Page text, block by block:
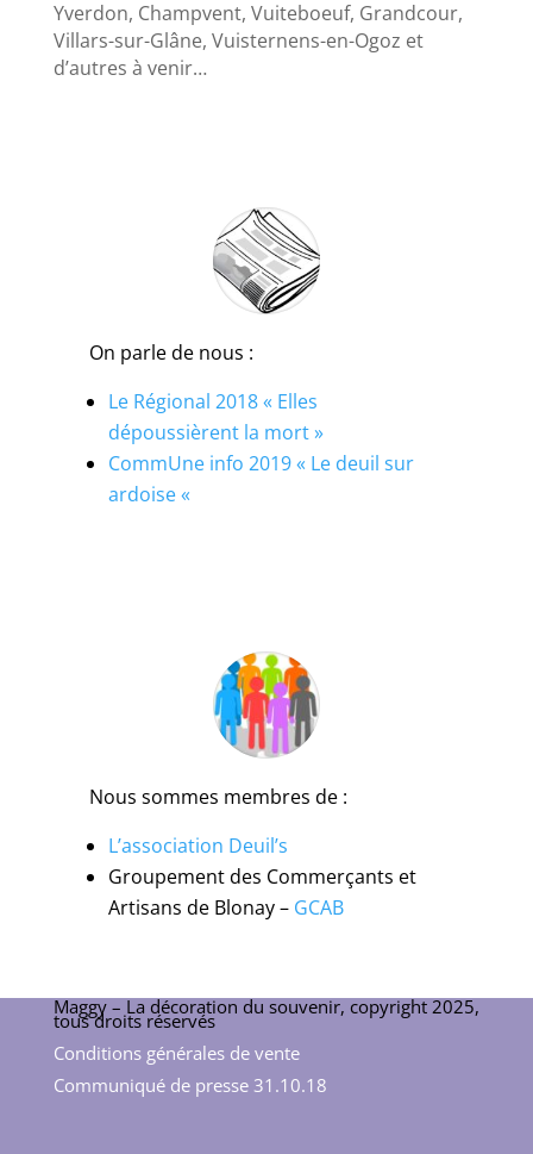
Yverdon, Champvent, Vuiteboeuf, Grandcour,
Villars-sur-Glâne, Vuisternens-en-Ogoz et
d’autres à venir…
On parle de nous :
Le Régional 2018 « Elles
dépoussièrent la mort »
CommUne info 2019 « Le deuil sur
ardoise «
Nous sommes membres de :
L’association Deuil’s
Groupement des Commerçants et
Artisans de Blonay – GCAB
Maggy – La décoration du souvenir, copyright 2025,
tous droits réservés
Conditions générales de vente
Communiqué de presse 31.10.18